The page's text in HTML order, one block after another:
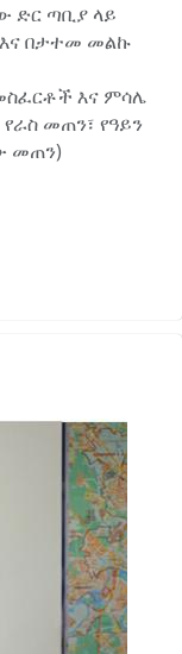
ድር ጣቢያ ላይ
እና በታተመ መልኩ
እና ምሳሌ
መጠን፣ የዓይን
መጠን)